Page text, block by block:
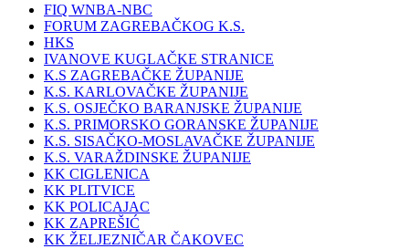
FIQ WNBA-NBC
FORUM ZAGREBAČKOG K.S.
HKS
IVANOVE KUGLAČKE STRANICE
K.S ZAGREBAČKE ŽUPANIJE
K.S. KARLOVAČKE ŽUPANIJE
K.S. OSJEČKO BARANJSKE ŽUPANIJE
K.S. PRIMORSKO GORANSKE ŽUPANIJE
K.S. SISAČKO-MOSLAVAČKE ŽUPANIJE
K.S. VARAŽDINSKE ŽUPANIJE
KK CIGLENICA
KK PLITVICE
KK POLICAJAC
KK ZAPREŠIĆ
KK ŽELJEZNIČAR ČAKOVEC